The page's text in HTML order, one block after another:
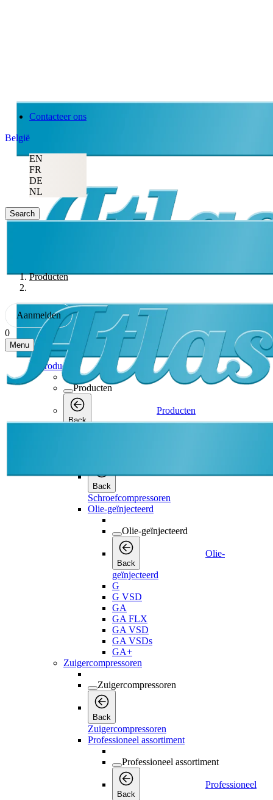
Contacteer ons
België
EN
FR
DE
NL
Search
Producten
Aanmelden
0
Menu
Producten
Producten
Back
Producten
Back
Schroefcompressoren
Olie-geïnjecteerd
Olie-geïnjecteerd
Back
Olie-
geïnjecteerd
G
G VSD
GA
GA FLX
GA VSD
GA VSDs
GA+
Zuigercompressoren
Zuigercompressoren
Back
Zuigercompressoren
Professioneel assortiment
Professioneel assortiment
Back
Professioneel